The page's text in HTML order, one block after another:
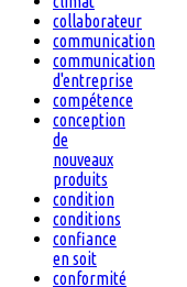
collaborateur
communication
communication
d'entreprise
compétence
conception
de
nouveaux
produits
condition
conditions
confiance
en soit
conformité